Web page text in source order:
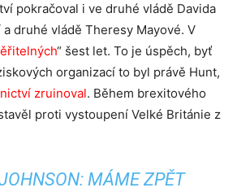
pokračoval i ve druhé vládě Davida
druhé vládě Theresy Mayové. V
“ šest let. To je úspěch, byť
organizací to byl právě Hunt,
zruinoval. Během brexitového
proti vystoupení Velké Británie z
MÁME ZPĚT